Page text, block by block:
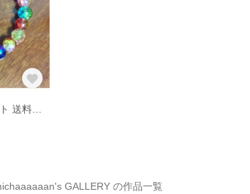
GALLERY の作品一覧